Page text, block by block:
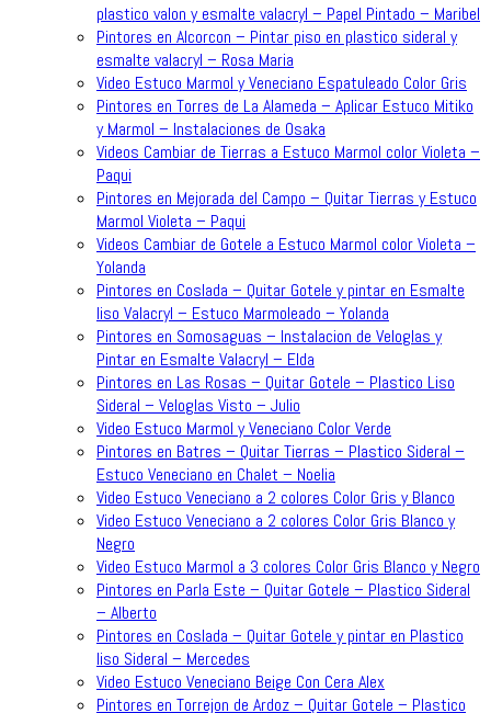
plastico valon y esmalte valacryl – Papel Pintado – Maribel
Pintores en Alcorcon – Pintar piso en plastico sideral y
esmalte valacryl – Rosa Maria
Video Estuco Marmol y Veneciano Espatuleado Color Gris
Pintores en Torres de La Alameda – Aplicar Estuco Mitiko
y Marmol – Instalaciones de Osaka
Videos Cambiar de Tierras a Estuco Marmol color Violeta –
Paqui
Pintores en Mejorada del Campo – Quitar Tierras y Estuco
Marmol Violeta – Paqui
Videos Cambiar de Gotele a Estuco Marmol color Violeta –
Yolanda
Pintores en Coslada – Quitar Gotele y pintar en Esmalte
liso Valacryl – Estuco Marmoleado – Yolanda
Pintores en Somosaguas – Instalacion de Veloglas y
Pintar en Esmalte Valacryl – Elda
Pintores en Las Rosas – Quitar Gotele – Plastico Liso
Sideral – Veloglas Visto – Julio
Video Estuco Marmol y Veneciano Color Verde
Pintores en Batres – Quitar Tierras – Plastico Sideral –
Estuco Veneciano en Chalet – Noelia
Video Estuco Veneciano a 2 colores Color Gris y Blanco
Video Estuco Veneciano a 2 colores Color Gris Blanco y
Negro
Video Estuco Marmol a 3 colores Color Gris Blanco y Negro
Pintores en Parla Este – Quitar Gotele – Plastico Sideral
– Alberto
Pintores en Coslada – Quitar Gotele y pintar en Plastico
liso Sideral – Mercedes
Video Estuco Veneciano Beige Con Cera Alex
Pintores en Torrejon de Ardoz – Quitar Gotele – Plastico